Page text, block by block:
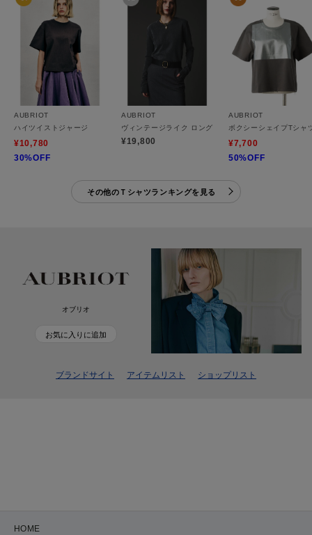
AUBRIOT
ハイツイストジャージ
¥10,780
30%OFF
AUBRIOT
ヴィンテージライク ロングスリーブTシャツ
¥19,800
AUBRIOT
ボクシーシェイプTシャ
¥7,700
50%OFF
その他のＴシャツランキングを見る
オブリオ
お気に入りに追加
ブランドサイト アイテムリスト ショップリスト
HOME